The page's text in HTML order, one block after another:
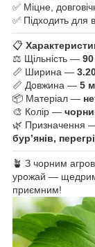
✅ Міцне,
✅ Підходить для
📋
⚖️ Щільність — 90
📏 Ширина —
📏 Довжина — 5 м
📦 Матеріал —
🎨 Колір —
🌿 Призначення
бур’янів,
🪴 З чорним
урожай —
приємним!